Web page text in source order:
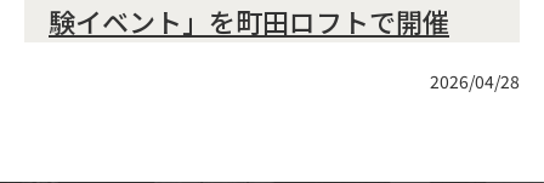
験イベント」を町田ロフトで開催
2026/04/28